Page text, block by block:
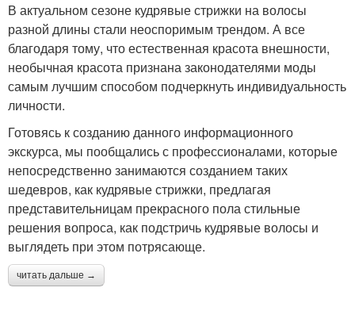
В актуальном сезоне кудрявые стрижки на волосы
разной длины стали неоспоримым трендом. А все
благодаря тому, что естественная красота внешности,
необычная красота признана законодателями моды
самым лучшим способом подчеркнуть индивидуальность
личности.
Готовясь к созданию данного информационного
экскурса, мы пообщались с профессионалами, которые
непосредственно занимаются созданием таких
шедевров, как кудрявые стрижки, предлагая
представительницам прекрасного пола стильные
решения вопроса, как подстричь кудрявые волосы и
выглядеть при этом потрясающе.
читать дальше →